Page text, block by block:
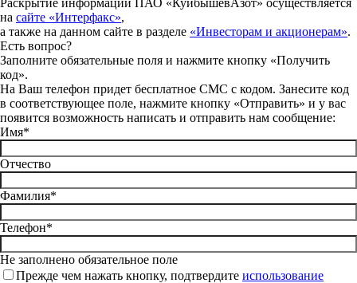
на сайте «Интерфакс»,
а также на данном сайте в разделе «Инвесторам и акционерам».
Есть вопрос?
Заполните обязательные поля и нажмите кнопку «Получить
код».
На Ваш телефон придет бесплатное СМС с кодом. Занесите код
в соответствующее поле, нажмите кнопку «Отправить» и у вас
появится возможность написать и отправить нам сообщение:
Имя*
Отчество
Фамилия*
Телефон*
Не заполнено обязательное поле
Прежде чем нажать кнопку, подтвердите использование